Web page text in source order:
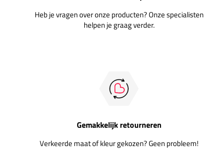
Heb je vragen over onze producten? Onze specialisten
helpen je graag verder.
Gemakkelijk retourneren
Verkeerde maat of kleur gekozen? Geen probleem!